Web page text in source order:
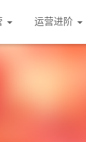
运营进阶